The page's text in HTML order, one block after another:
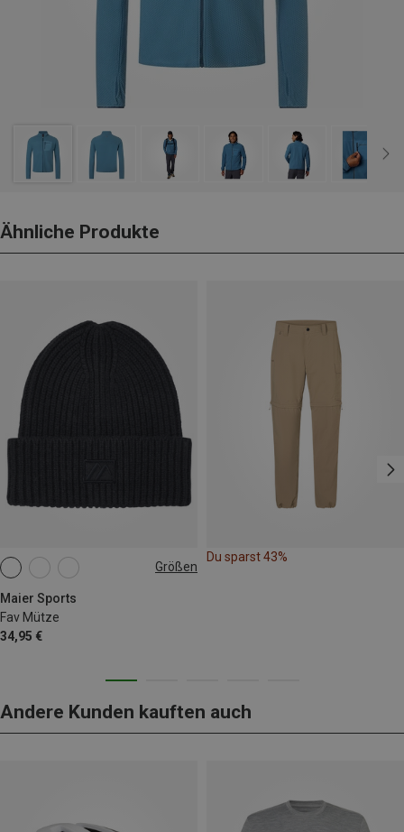
Ähnliche Produkte
Größen
Maier Sports
Fav Mütze
34,95 €
ONE SIZE
Du sparst 43%
Andere Kunden kauften auch